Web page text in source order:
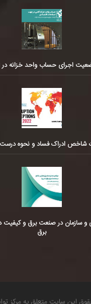
اجرای حساب واحد خزانه در
شاخص ادراک فساد و نحوه
و سازمان در صنعت برق و کیفیت
برق